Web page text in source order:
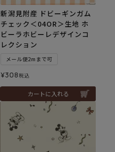
新潟見附産 ドビーギンガム
チェック＜04OR＞生地 ホ
ビーラホビーレデザインコ
レクション
メール便2mまで可
¥308税込
カートに入れる